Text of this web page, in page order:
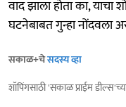
वाद झाला होता का, याचा
घटनेबाबत गुन्हा
सकाळ+चेसदस्य व्हा
शॉपिंगसाठी 'सकाळ प्राईम